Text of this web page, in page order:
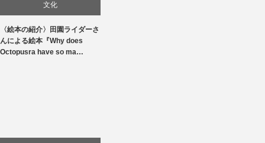
文化
〈絵本の紹介〉田園ライダーさ
んによる絵本『Why does
Octopusra have so ma…